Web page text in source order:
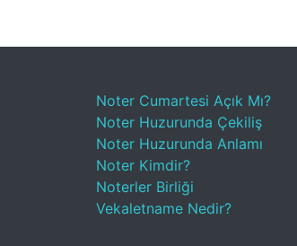
Noter Cumartesi Açık Mı?
Noter Huzurunda Çekiliş
Noter Huzurunda Anlamı
Noter Kimdir?
Noterler Birliği
Vekaletname Nedir?